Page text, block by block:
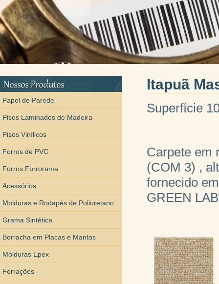
Papel de Parede
Pisos Laminados de Madeira
Pisos Vinílicos
Forros de PVC
Forros Forrorama
Acessórios
Molduras e Rodapés de Poliuretano
Grama Sintética
Borracha em Placas e Mantas
Molduras Epex
Forrações
Itapuã
Superfície
Carpete em
(COM 3) ,
fornecido
GREEN